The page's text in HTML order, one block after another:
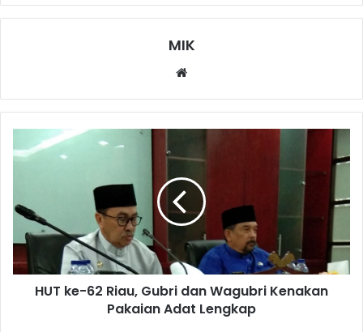
MIK
HUT ke-62 Riau, Gubri dan Wagubri Kenakan
Pakaian Adat Lengkap